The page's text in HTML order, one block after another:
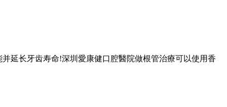
延长牙齿寿命!深圳愛康健口腔醫院做根管治療可以使用香